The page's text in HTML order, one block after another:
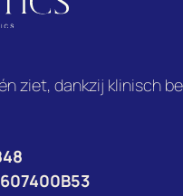
ziet, dankzij klinisch